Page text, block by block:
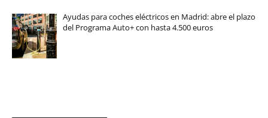
Ayudas para coches eléctricos en Madrid: abre el plazo
del Programa Auto+ con hasta 4.500 euros